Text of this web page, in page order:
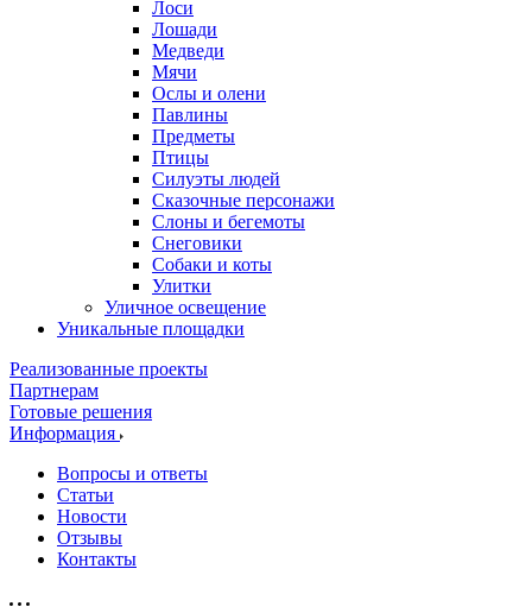
Лоси
Лошади
Медведи
Мячи
Ослы и олени
Павлины
Предметы
Птицы
Силуэты людей
Сказочные персонажи
Слоны и бегемоты
Снеговики
Собаки и коты
Улитки
Уличное освещение
Уникальные площадки
Реализованные проекты
Партнерам
Готовые решения
Информация
Вопросы и ответы
Статьи
Новости
Отзывы
Контакты